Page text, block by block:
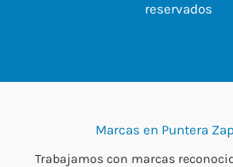
reservados
Marcas en Puntera
Trabajamos con marcas